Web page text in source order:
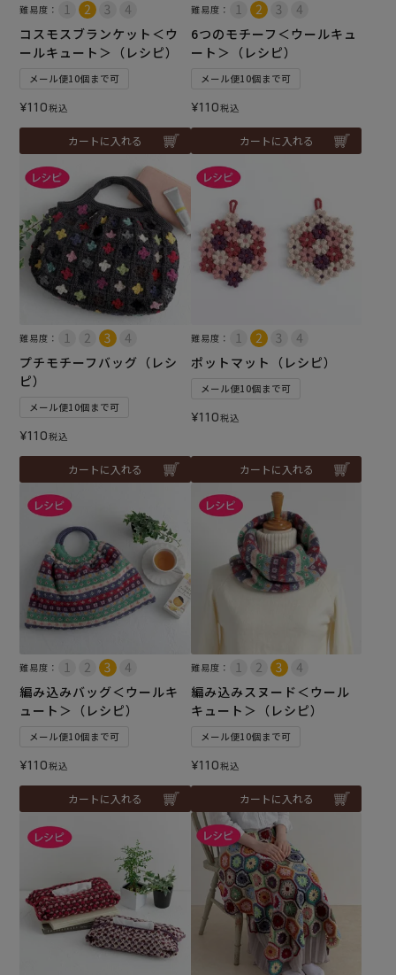
難易度：
コスモスブランケット＜ウ
ールキュート＞（レシピ）
メール便10個まで可
¥110税込
カートに入れる
難易度：
6つのモチーフ＜ウールキュ
ート＞（レシピ）
メール便10個まで可
¥110税込
カートに入れる
難易度：
プチモチーフバッグ（レシ
ピ）
メール便10個まで可
¥110税込
カートに入れる
難易度：
ポットマット（レシピ）
メール便10個まで可
¥110税込
カートに入れる
難易度：
編み込みバッグ＜ウールキ
ュート＞（レシピ）
メール便10個まで可
¥110税込
カートに入れる
難易度：
編み込みスヌード＜ウール
キュート＞（レシピ）
メール便10個まで可
¥110税込
カートに入れる